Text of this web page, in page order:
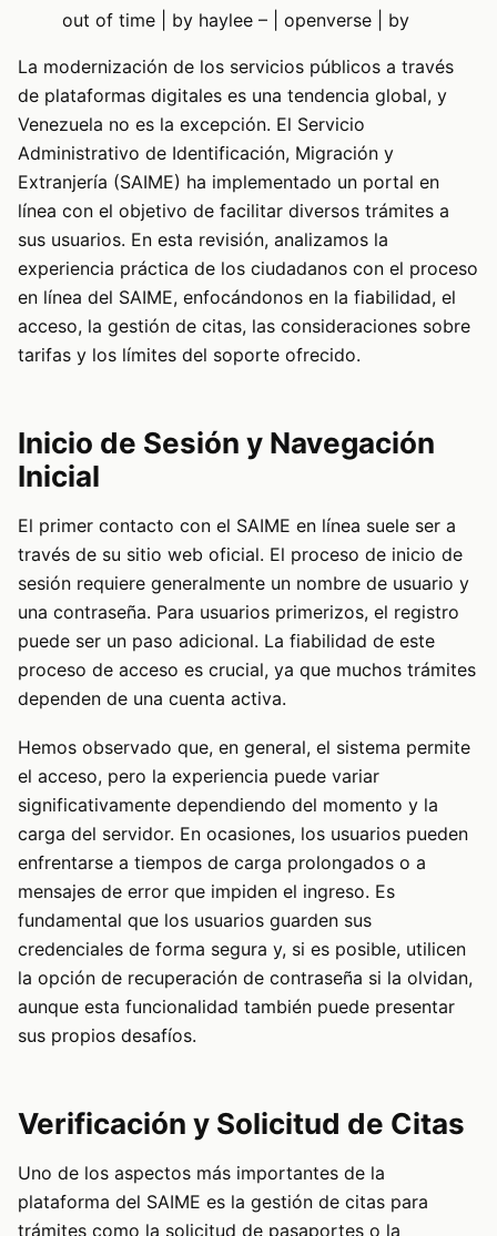
out of time | by haylee – | openverse | by
La modernización de los servicios públicos a través
de plataformas digitales es una tendencia global, y
Venezuela no es la excepción. El Servicio
Administrativo de Identificación, Migración y
Extranjería (SAIME) ha implementado un portal en
línea con el objetivo de facilitar diversos trámites a
sus usuarios. En esta revisión, analizamos la
experiencia práctica de los ciudadanos con el proceso
en línea del SAIME, enfocándonos en la fiabilidad, el
acceso, la gestión de citas, las consideraciones sobre
tarifas y los límites del soporte ofrecido.
Inicio de Sesión y Navegación
Inicial
El primer contacto con el SAIME en línea suele ser a
través de su sitio web oficial. El proceso de inicio de
sesión requiere generalmente un nombre de usuario y
una contraseña. Para usuarios primerizos, el registro
puede ser un paso adicional. La fiabilidad de este
proceso de acceso es crucial, ya que muchos trámites
dependen de una cuenta activa.
Hemos observado que, en general, el sistema permite
el acceso, pero la experiencia puede variar
significativamente dependiendo del momento y la
carga del servidor. En ocasiones, los usuarios pueden
enfrentarse a tiempos de carga prolongados o a
mensajes de error que impiden el ingreso. Es
fundamental que los usuarios guarden sus
credenciales de forma segura y, si es posible, utilicen
la opción de recuperación de contraseña si la olvidan,
aunque esta funcionalidad también puede presentar
sus propios desafíos.
Verificación y Solicitud de Citas
Uno de los aspectos más importantes de la
plataforma del SAIME es la gestión de citas para
trámites como la solicitud de pasaportes o la